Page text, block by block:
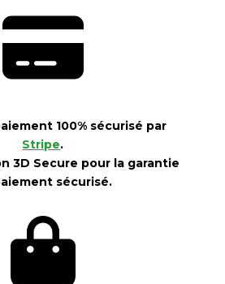
100% sécurisé par
Stripe.
3D Secure pour la garantie
sécurisé.